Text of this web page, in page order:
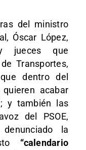
del ministro
Óscar López,
jueces que
Transportes,
dentro del
acabar
y también las
del PSOE,
la
“calendario